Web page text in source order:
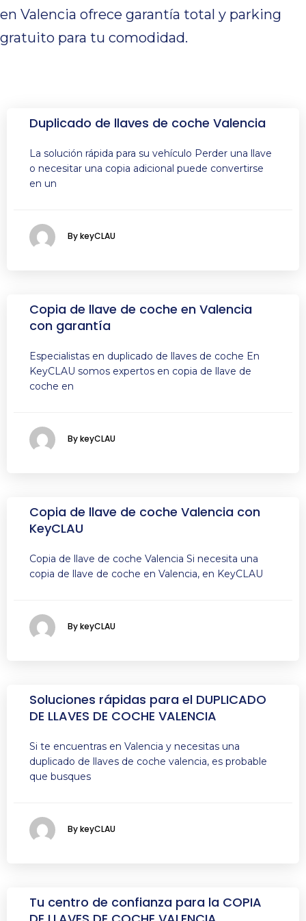
en Valencia ofrece garantía total y parking
gratuito para tu comodidad.
Duplicado de llaves de coche Valencia
La solución rápida para su vehículo Perder una llave
o necesitar una copia adicional puede convertirse
en un
By keyCLAU
Copia de llave de coche en Valencia
con garantía
Especialistas en duplicado de llaves de coche En
KeyCLAU somos expertos en copia de llave de
coche en
By keyCLAU
Copia de llave de coche Valencia con
KeyCLAU
Copia de llave de coche Valencia Si necesita una
copia de llave de coche en Valencia, en KeyCLAU
By keyCLAU
Soluciones rápidas para el DUPLICADO
DE LLAVES DE COCHE VALENCIA
Si te encuentras en Valencia y necesitas una
duplicado de llaves de coche valencia, es probable
que busques
By keyCLAU
Tu centro de confianza para la COPIA